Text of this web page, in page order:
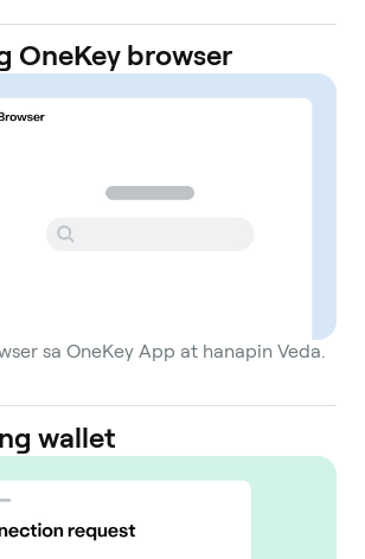
OneKey browser
sa OneKey App at hanapin Veda.
wallet